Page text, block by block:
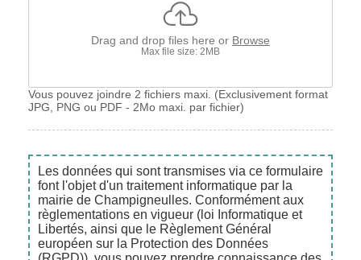
Drag and drop files here or Browse
Max file size: 2MB
Vous pouvez joindre 2 fichiers maxi. (Exclusivement format
JPG, PNG ou PDF - 2Mo maxi. par fichier)
Les données qui sont transmises via ce formulaire
font l'objet d'un traitement informatique par la
mairie de Champigneulles. Conformément aux
règlementations en vigueur (loi Informatique et
Libertés, ainsi que le Règlement Général
européen sur la Protection des Données